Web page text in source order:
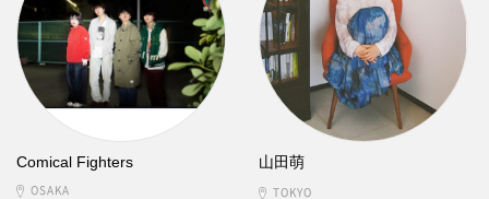
Comical Fighters
OSAKA
山田萌
TOKYO